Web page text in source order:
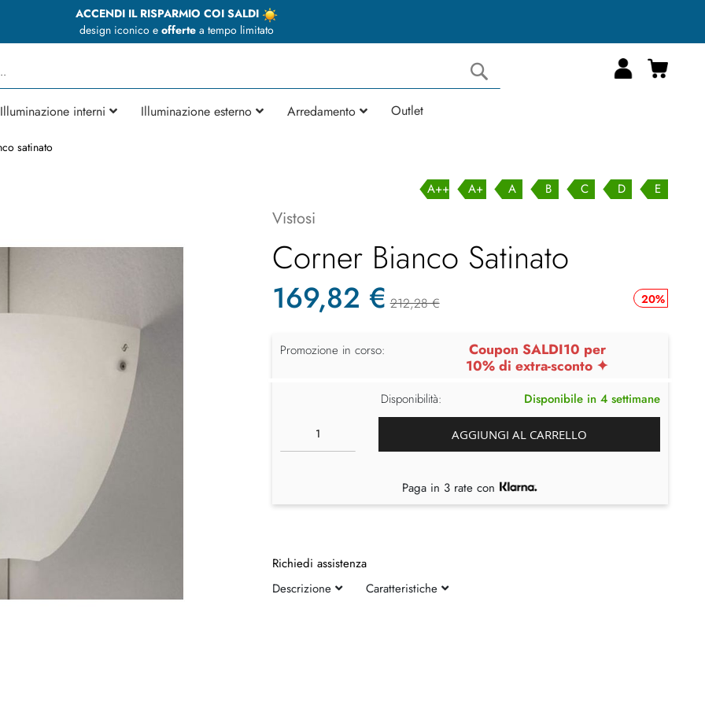
ACCENDI IL RISPARMIO COI SALDI
design iconico e offertea tempo limitato
Cerca
Carrello
Illuminazione interni Illuminazione esterno Arredamento Outlet
satinato
A++ A+ A B C D E
Vistosi
Corner Bianco Satinato
20%
169,82 € 212,28 €
Promozione in corso:
Coupon SALDI10 per
10% di extra-sconto ✦
Disponibilità: Disponibile in 4 settimane
AGGIUNGI AL CARRELLO
Paga in 3 rate con
Richiedi assistenza
Descrizione
Caratteristiche